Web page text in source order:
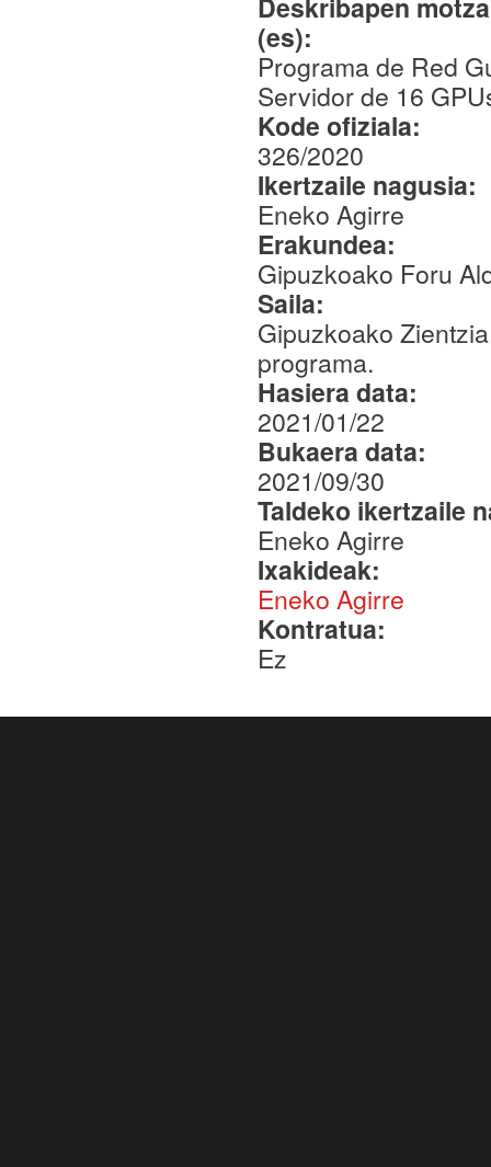
(es):
Programa de Red
Servidor de 16
Kode ofiziala:
326/2020
Ikertzaile nagusia:
Eneko Agirre
Erakundea:
Gipuzkoako Foru
Saila:
Gipuzkoako
programa.
Hasiera data:
2021/01/22
Bukaera data:
2021/09/30
Taldeko ikertzaile
Eneko Agirre
Ixakideak:
Eneko Agirre
Kontratua:
Ez